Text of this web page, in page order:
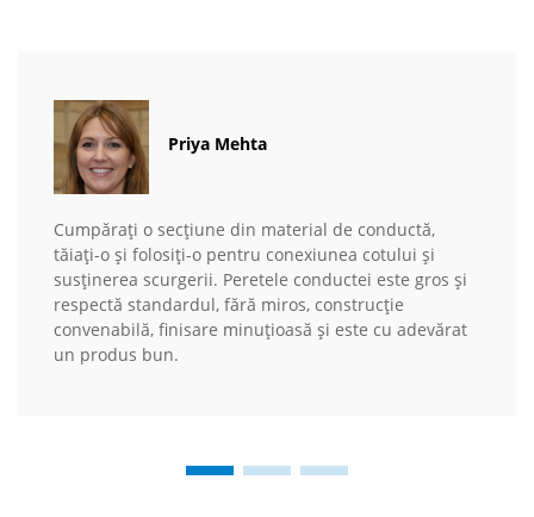
Priya Mehta
Cumpărați o secțiune din material de conductă,
tăiați-o și folosiți-o pentru conexiunea cotului și
susținerea scurgerii. Peretele conductei este gros și
respectă standardul, fără miros, construcție
convenabilă, finisare minuțioasă și este cu adevărat
un produs bun.